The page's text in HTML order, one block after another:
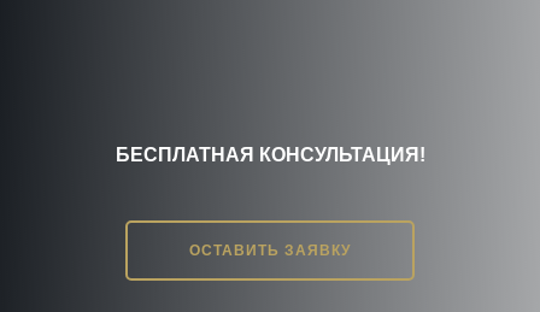
БЕСПЛАТНАЯ КОНСУЛЬТАЦИЯ!
ОСТАВИТЬ ЗАЯВКУ